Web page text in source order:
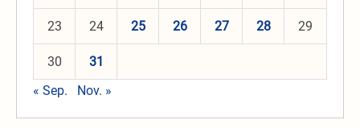
23 24 25 26 27 28 29
30
31
« Sep.
Nov. »